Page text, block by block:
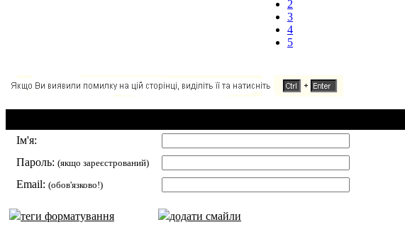
2
3
4
5
Ім'я:
Пароль: (якщо зареєстрований)
Email: (обов'язково!)
теги форматування додати смайли